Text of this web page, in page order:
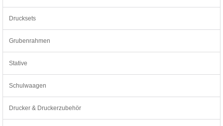
Drucksets
Grubenrahmen
Stative
Schulwaagen
Drucker & Druckerzubehör